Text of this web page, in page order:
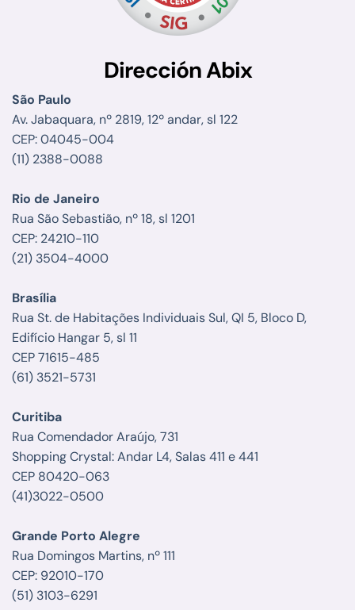
Dirección Abix
São Paulo
Av. Jabaquara, nº 2819, 12º andar, sl 122
CEP: 04045-004
(11) 2388-0088
Rio de Janeiro
Rua São Sebastião, nº 18, sl 1201
CEP: 24210-110
(21) 3504-4000
Brasília
Rua St. de Habitações Individuais Sul, QI 5, Bloco D,
Edifício Hangar 5, sl 11
CEP 71615-485
(61) 3521-5731
Curitiba
Rua Comendador Araújo, 731
Shopping Crystal: Andar L4, Salas 411 e 441
CEP 80420-063
(41)3022-0500
Grande Porto Alegre
Rua Domingos Martins, nº 111
CEP: 92010-170
(51) 3103-6291